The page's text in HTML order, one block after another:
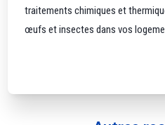
traitements chimiques et
œufs et insectes dans vos